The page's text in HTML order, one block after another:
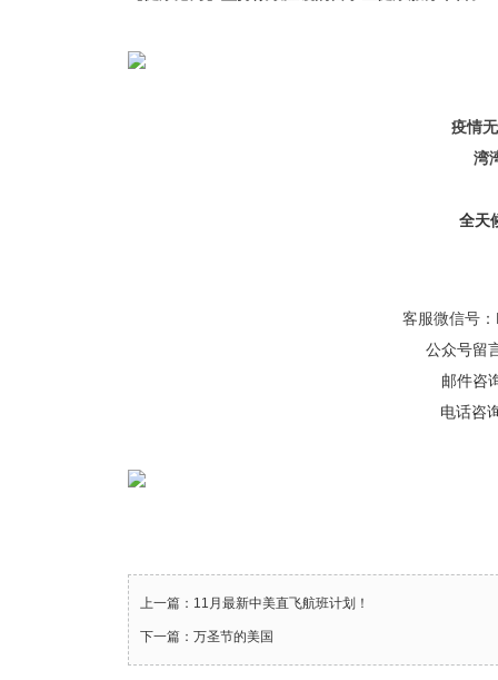
疫情
湾
全天
客服微信号
公众号留
邮件咨
电话咨
上一篇：11月最新中美直飞航班计划！
下一篇：万圣节的美国